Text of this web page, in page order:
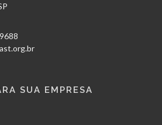
SUA EMPRESA